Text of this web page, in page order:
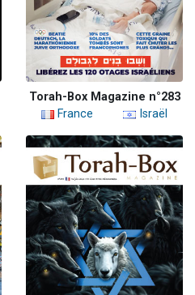
Torah-Box Magazine n°283
France
Israël